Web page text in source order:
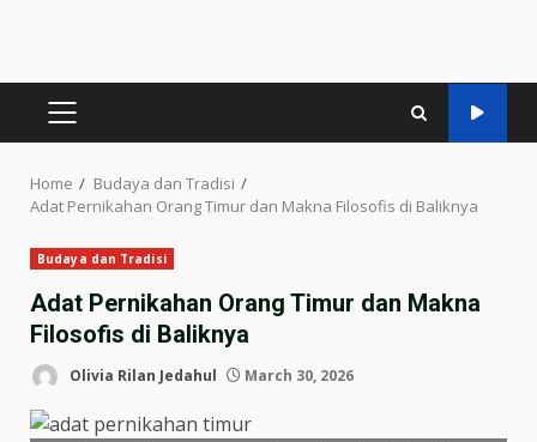
PRIMARY
Home
Budaya dan Tradisi
Adat Pernikahan Orang Timur dan Makna Filosofis di Baliknya
Budaya dan Tradisi
Adat Pernikahan Orang Timur dan Makna
Filosofis di Baliknya
Olivia Rilan Jedahul March 30, 2026